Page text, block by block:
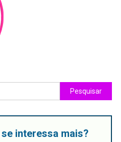
interessa mais?